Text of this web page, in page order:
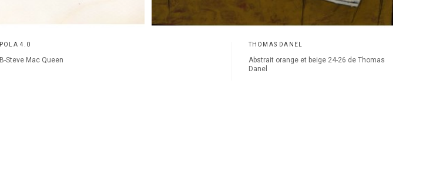
POLA 4.0
B-Steve Mac Queen
THOMAS DANEL
Abstrait orange et beige 24-26 de Thomas
Danel